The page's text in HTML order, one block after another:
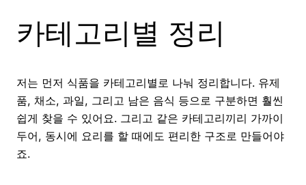
카테고리별 정리
저는 먼저 식품을 카테고리별로 나눠 정리합니다. 유제
품, 채소, 과일, 그리고 남은 음식 등으로 구분하면 훨씬
쉽게 찾을 수 있어요. 그리고 같은 카테고리끼리 가까이
두어, 동시에 요리를 할 때에도 편리한 구조로 만들어야
죠.